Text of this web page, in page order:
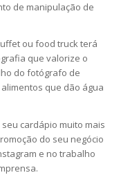
de manipulação de
ou food truck terá
que valorize o
do fotógrafo de
que dão água
cardápio muito mais
do seu negócio
e no trabalho